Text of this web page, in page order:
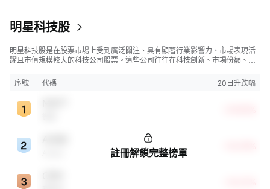
明星科技股
明星科技股是在股票市場上受到廣泛關注、具有顯著行業影響力、市場表現活
躍且市值規模較大的科技公司股票。這些公司往往在科技創新、市場份額、品
市，特別是科技行業板塊乃至全球經濟具有顯著影響。
序號 代碼 20日升跌幅
註冊解鎖完整榜單